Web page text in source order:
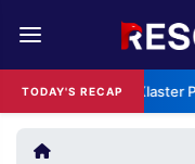
TODAY'S RECAP Klaster
REDAKSI
RESOLUSI